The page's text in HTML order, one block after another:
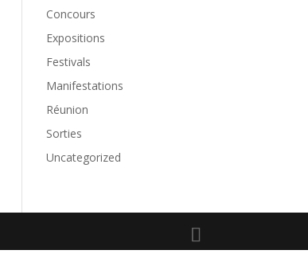
Concours
Expositions
Festivals
Manifestations
Réunion
Sorties
Uncategorized